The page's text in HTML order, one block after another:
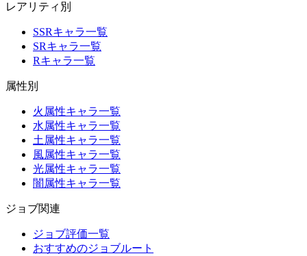
レアリティ別
SSRキャラ一覧
SRキャラ一覧
Rキャラ一覧
属性別
火属性キャラ一覧
水属性キャラ一覧
土属性キャラ一覧
風属性キャラ一覧
光属性キャラ一覧
闇属性キャラ一覧
ジョブ関連
ジョブ評価一覧
おすすめのジョブルート